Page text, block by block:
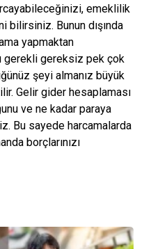
emeklilik
bilirsiniz. Bunun dışında
yapmaktan
gerekli gereksiz pek çok
şeyi almanız büyük
Gelir gider hesaplaması
ve ne kadar paraya
Bu sayede harcamalarda
borçlarınızı